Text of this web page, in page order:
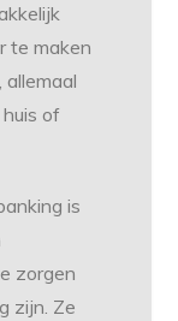
te maken
of
is
zorgen
zijn. Ze